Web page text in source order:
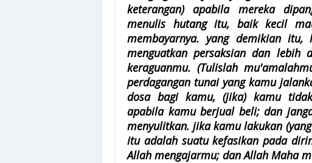
keterangan) apabila mereka
menulis hutang itu, baik kecil
membayarnya. yang demikian
menguatkan persaksian dan lebih
keraguanmu. (Tulislah
perdagangan tunai yang kamu
dosa bagi kamu, (jika) kamu
apabila kamu berjual beli; dan
menyulitkan. jika kamu lakukan
itu adalah suatu kefasikan pada
Allah mengajarmu; dan Allah Maha